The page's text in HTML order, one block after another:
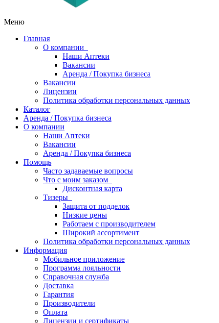
Меню
Главная
О компании
Наши Аптеки
Вакансии
Аренда / Покупка бизнеса
Вакансии
Лицензии
Политика обработки персональных данных
Каталог
Аренда / Покупка бизнеса
О компании
Наши Аптеки
Вакансии
Аренда / Покупка бизнеса
Помощь
Часто задаваемые вопросы
Что с моим заказом
Дисконтная карта
Тизеры
Защита от подделок
Низкие цены
Работаем с производителем
Широкий ассортимент
Политика обработки персональных данных
Информация
Мобильное приложение
Программа лояльности
Справочная служба
Доставка
Гарантия
Производители
Оплата
Лицензии и сертификаты